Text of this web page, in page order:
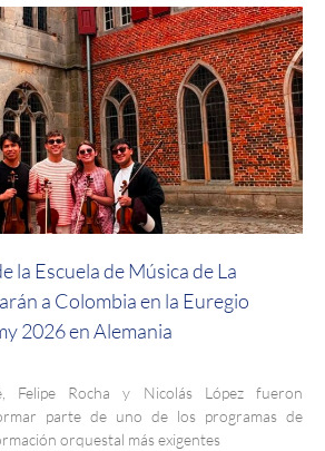
la Escuela de Música de La
a Colombia en la Euregio
2026 en Alemania
Felipe Rocha y Nicolás López fueron
parte de uno de los programas de
orquestal más exigentes